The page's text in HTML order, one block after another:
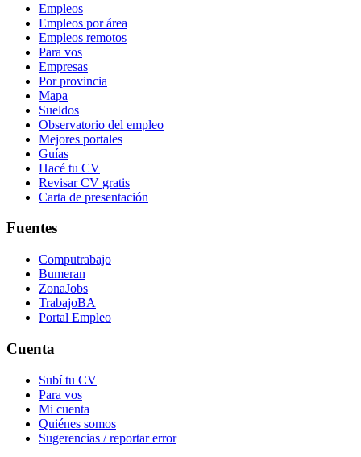
Empleos
Empleos por área
Empleos remotos
Para vos
Empresas
Por provincia
Mapa
Sueldos
Observatorio del empleo
Mejores portales
Guías
Hacé tu CV
Revisar CV gratis
Carta de presentación
Fuentes
Computrabajo
Bumeran
ZonaJobs
TrabajoBA
Portal Empleo
Cuenta
Subí tu CV
Para vos
Mi cuenta
Quiénes somos
Sugerencias / reportar error